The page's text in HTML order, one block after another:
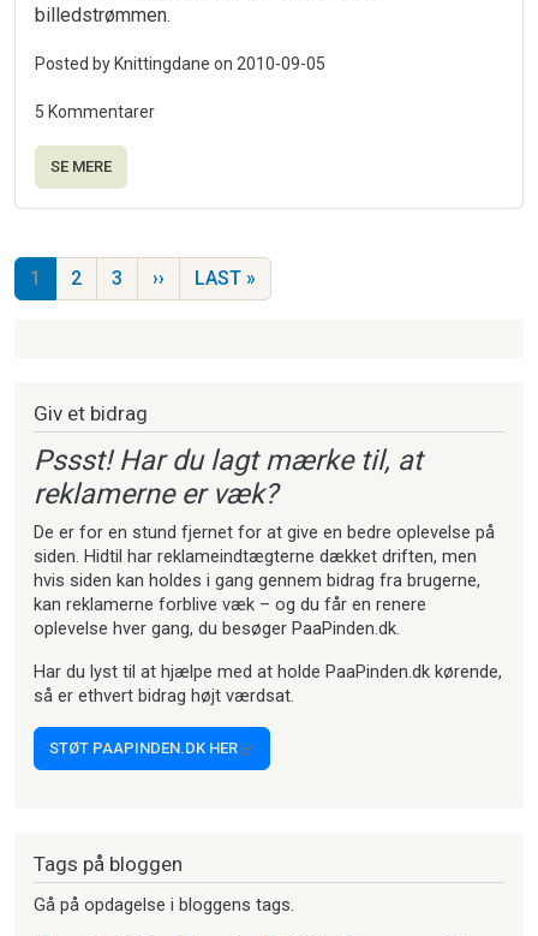
billedstrømmen.
Posted by Knittingdane on 2010-09-05
5 Kommentarer
SE MERE
Sideinddeling
1 2 3 ››NÆSTE SIDE
LAST »
Giv et bidrag
Pssst! Har du lagt mærke til, at
reklamerne er væk?
De er for en stund fjernet for at give en bedre oplevelse på
siden. Hidtil har reklameindtægterne dækket driften, men
hvis siden kan holdes i gang gennem bidrag fra brugerne,
kan reklamerne forblive væk – og du får en renere
oplevelse hver gang, du besøger PaaPinden.dk.
Har du lyst til at hjælpe med at holde PaaPinden.dk kørende,
så er ethvert bidrag højt værdsat.
STØT PAAPINDEN.DK HER
Tags på bloggen
Gå på opdagelse i bloggens tags.